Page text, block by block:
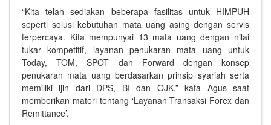
“Kita telah sediakan beberapa fasilitas untuk HIMPUH
seperti solusi kebutuhan mata uang asing dengan servis
terpercaya. Kita mempunyai 13 mata uang dengan nilai
tukar kompetitif, layanan penukaran mata uang untuk
Today, TOM, SPOT dan Forward dengan konsep
penukaran mata uang berdasarkan prinsip syariah serta
memiliki ijin dari DPS, BI dan OJK,” kata Agus saat
memberikan materi tentang ‘Layanan Transaksi Forex dan
Remittance’.